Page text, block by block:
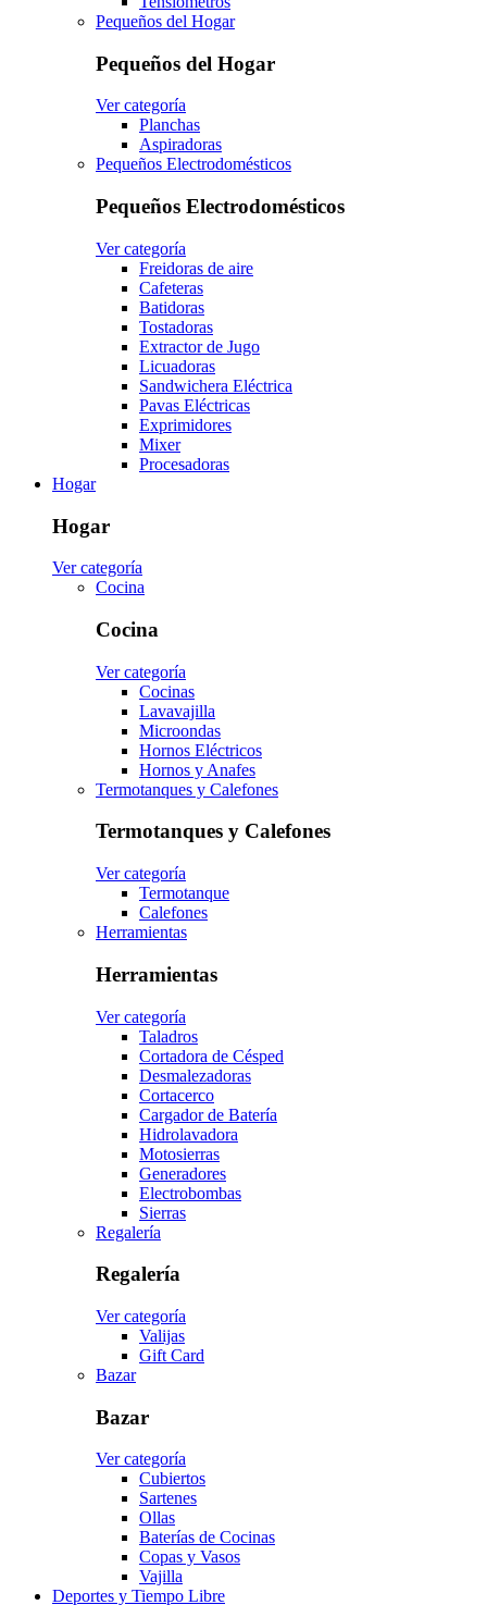
Pequeños del Hogar
Pequeños del Hogar
Ver categoría
Planchas
Aspiradoras
Pequeños Electrodomésticos
Pequeños Electrodomésticos
Ver categoría
Freidoras de aire
Cafeteras
Batidoras
Tostadoras
Extractor de Jugo
Licuadoras
Sandwichera Eléctrica
Pavas Eléctricas
Exprimidores
Mixer
Procesadoras
Hogar
Hogar
Ver categoría
Cocina
Cocina
Ver categoría
Cocinas
Lavavajilla
Microondas
Hornos Eléctricos
Hornos y Anafes
Termotanques y Calefones
Termotanques y Calefones
Ver categoría
Termotanque
Calefones
Herramientas
Herramientas
Ver categoría
Taladros
Cortadora de Césped
Desmalezadoras
Cortacerco
Cargador de Batería
Hidrolavadora
Motosierras
Generadores
Electrobombas
Sierras
Regalería
Regalería
Ver categoría
Valijas
Gift Card
Bazar
Bazar
Ver categoría
Cubiertos
Sartenes
Ollas
Baterías de Cocinas
Copas y Vasos
Vajilla
Deportes y Tiempo Libre